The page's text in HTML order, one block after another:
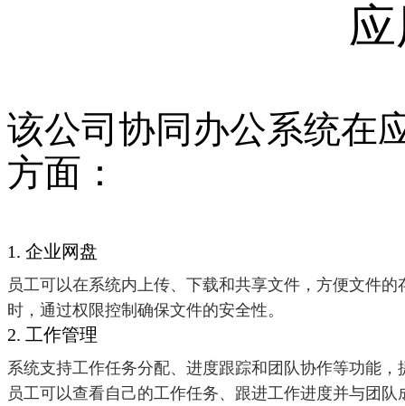
该公司协同办公系统在
方面：
1. 企业网盘
员工可以在系统内上传、下载和共享文件，方便文件的
时，通过权限控制确保文件的安全性。
2. 工作管理
系统支持工作任务分配、进度跟踪和团队协作等功能，
员工可以查看自己的工作任务、跟进工作进度并与团队